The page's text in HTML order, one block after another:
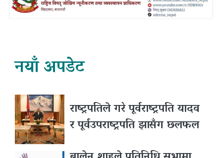
नयाँ अपडेट
राष्ट्रपतिले गरे पूर्वराष्ट्रपति यादव
र पूर्वउपराष्ट्रपति झासँग छलफल